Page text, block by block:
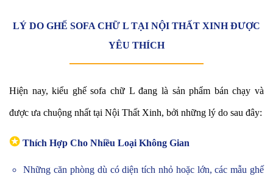
LÝ DO GHẾ SOFA CHỮ L TẠI NỘI THẤT XINH ĐƯỢC
YÊU THÍCH
Hiện nay, kiểu ghế sofa chữ L đang là sản phẩm bán chạy và
được ưa chuộng nhất tại Nội Thất Xinh, bởi những lý do sau đây:
✪ Thích Hợp Cho Nhiều Loại Không Gian
Những căn phòng dù có diện tích nhỏ hoặc lớn, các mẫu ghế